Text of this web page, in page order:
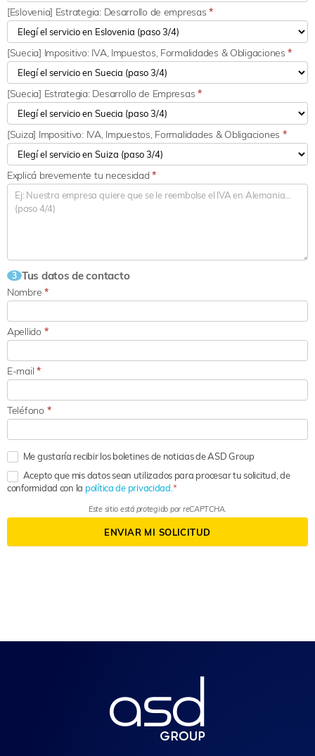
[Eslovenia] Estrategia: Desarrollo de empresas*
[Suecia] Impositivo: IVA, Impuestos, Formalidades & Obligaciones*
[Suecia] Estrategia: Desarrollo de Empresas*
[Suiza] Impositivo: IVA, Impuestos, Formalidades & Obligaciones *
Explicá brevemente tu necesidad*
3 Tus datos de contacto
Nombre*
Apellido *
E-mail*
Teléfono *
Me gustaría recibir los boletines de noticias de ASD Group
Acepto que mis datos sean utilizados para procesar tu solicitud, de
conformidad con la política de privacidad.
Este sitio está protegido por reCAPTCHA.
ENVIAR MI SOLICITUD